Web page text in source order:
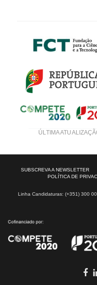
ÚLTIMA
SUBSCREVA A NEWSLETTER
POLÍTICA DE
Linha Candidaturas: (+351) 300